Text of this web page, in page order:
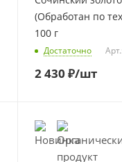
(Обработан по
100 г
Достаточно
2 430 ₽/шт